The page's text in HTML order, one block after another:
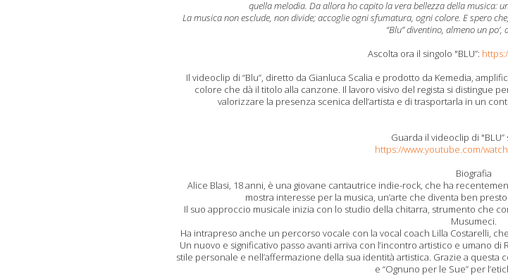
quella melodia. Da allora ho capito la vera bellezza della musica:
La musica non esclude, non divide; accoglie ogni sfumatura, ogni colore. E spero
“Blu” diventino, almeno un po’,
Ascolta ora il singolo "BLU”:
Il videoclip di “Blu”, diretto da Gianluca Scalia e prodotto da Kemedia,
colore che dà il titolo alla canzone. Il lavoro visivo del regista si distingue
valorizzare la presenza scenica dell’artista e di trasportarla in un
Guarda il videoclip di "BLU”
https://www.youtube.com/
Biografia
Alice Blasi, 18 anni, è una giovane cantautrice indie-rock, che ha
mostra interesse per la musica, un’arte che diventa ben
Il suo approccio musicale inizia con lo studio della chitarra, strumento che
Musumeci.
Ha intrapreso anche un percorso vocale con la vocal coach Lilla Costarelli,
Un nuovo e significativo passo avanti arriva con l’incontro artistico e umano
stile personale e nell’affermazione della sua identità artistica. Grazie a questa
e “Ognuno per le Sue” per